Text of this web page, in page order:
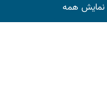
نمایش همه